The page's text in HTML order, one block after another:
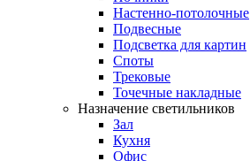
Настенно-потолочные
Подвесные
Подсветка для картин
Споты
Трековые
Точечные накладные
Назначение светильников
Зал
Кухня
Офис